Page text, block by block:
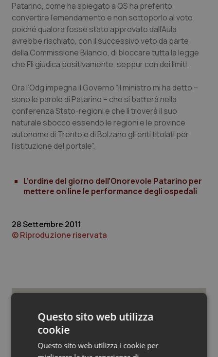
Puglia
Sardegna
Sicilia
Toscana
Umbria
Valle D’Aosta
Malattie rare
Malattia di Crohn & Rettocolite Ulcerosa
Neuroscienze & patologie neurodegenerative
Obesità
Oftalmologia
Oncodermatologia
Oncologia & Nutrizione
Quotidiano Cardiologia
Quotidiano Oncologia
Quotidiano Pediatria
Rene & patologie urogenitali
Patarino, come ha spiegato a QS ha preferito
convertire l’emendamento e non sottoporlo al voto
poiché qualora fosse stato approvato dall’Aula
avrebbe rischiato, con il successivo veto da parte
della Commissione Bilancio, di bloccare tutta la legge
che Fli giudica positivamente, seppur con dei limiti.
Ora l’Odg impegna il Governo “il ministro mi ha detto –
sono le parole di Patarino – che si batterà nella
conferenza Stato-regioni e che lì troverà il suo
naturale sbocco essendo le regioni e le province
autonome di Trento e di Bolzano gli enti titolati per
l’istituzione del portale”.
L’ordine del giorno dell’Onorevole Patarino per
mettere on line le performance degli ospedali
28 Settembre 2011
© Riproduzione riservata
Potrebbe interessarti in
Governo e Parlamento
Questo sito web utilizza
cookie
Questo sito web utilizza i cookie per